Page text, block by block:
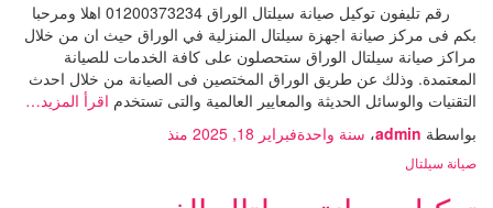
رقم تليفون توكيل صيانة سيلتال الوراق 01200373234 اهلا ومرحبا
بكم فى مركز صيانة اجهزة سيلتال المنزلية في الوراق حيث ان من خلال
مراكز صيانة سيلتال الوراق ستحصلون على كافة الخدمات للصيانة
المعتمدة. وذلك عن طريق الوراق المختصين فى الصيانة من خلال احدث
التقنيات والوسائل الحديثة والمعايير العالمية والتى تستخدم اقرأ المزيد…
بواسطة admin، سنة واحدةفبراير 18, 2025 منذ
صيانة سيلتال